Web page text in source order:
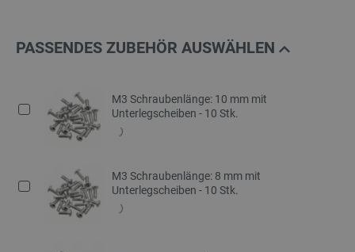
PASSENDES ZUBEHÖR AUSWÄHLEN
M3 Schraubenlänge: 10 mm mit
Unterlegscheiben - 10 Stk.
M3 Schraubenlänge: 8 mm mit
Unterlegscheiben - 10 Stk.